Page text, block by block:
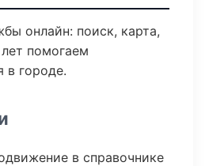
онлайн: поиск, карта,
помогаем
в городе.
в справочнике